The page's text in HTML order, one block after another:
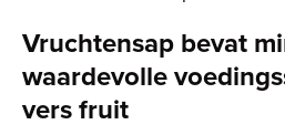
Vruchtensap bevat
waardevolle
vers fruit